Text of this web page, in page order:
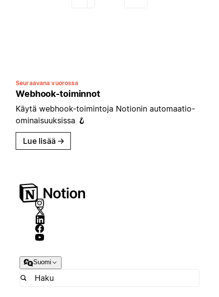
Seuraavana vuorossa
Webhook-toiminnot
Käytä webhook-toimintoja Notionin automaatio-
ominaisuuksissa 🪝
Lue lisää →
Suomi